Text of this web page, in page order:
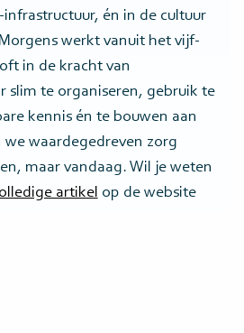
én in de cultuur
werkt vanuit het vijf-
in de kracht van
slim te organiseren, gebruik te
kennis én te bouwen aan
waardegedreven zorg
maar vandaag. Wil je weten
artikel op de website